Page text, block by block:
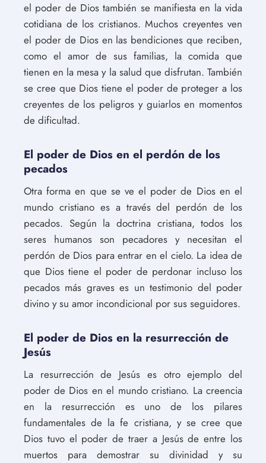
el poder de Dios también se manifiesta en la vida
cotidiana de los cristianos. Muchos creyentes ven
el poder de Dios en las bendiciones que reciben,
como el amor de sus familias, la comida que
tienen en la mesa y la salud que disfrutan. También
se cree que Dios tiene el poder de proteger a los
creyentes de los peligros y guiarlos en momentos
de dificultad.
El poder de Dios en el perdón de los
pecados
Otra forma en que se ve el poder de Dios en el
mundo cristiano es a través del perdón de los
pecados. Según la doctrina cristiana, todos los
seres humanos son pecadores y necesitan el
perdón de Dios para entrar en el cielo. La idea de
que Dios tiene el poder de perdonar incluso los
pecados más graves es un testimonio del poder
divino y su amor incondicional por sus seguidores.
El poder de Dios en la resurrección de
Jesús
La resurrección de Jesús es otro ejemplo del
poder de Dios en el mundo cristiano. La creencia
en la resurrección es uno de los pilares
fundamentales de la fe cristiana, y se cree que
Dios tuvo el poder de traer a Jesús de entre los
muertos para demostrar su divinidad y su